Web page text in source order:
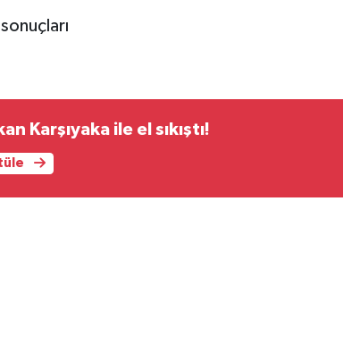
Karşıyaka ile el sıkıştı!